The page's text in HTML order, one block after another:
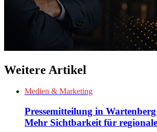
Weitere Artikel
Medien & Marketing
Pressemitteilung in
Mehr Sichtbarkeit für